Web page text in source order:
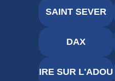
SAINT SEVER
DAX
AIRE SUR L'ADOUR